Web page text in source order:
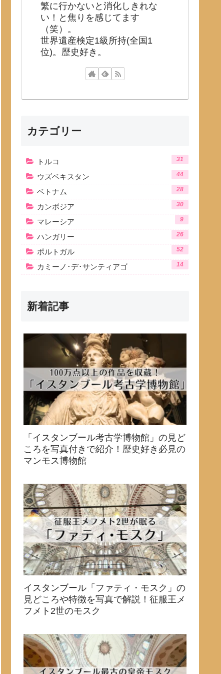
繁に行かないと消化しきれな
い！と焦りを感じてます
（笑）。
世界遺産検定1級所持(全国1
位)。歴史好き。
カテゴリー
トルコ 31
ウズベキスタン 44
ベトナム 28
カンボジア 30
マレーシア 9
ハンガリー 26
ポルトガル 52
カミーノ･デ･サンティアゴ 14
新着記事
「イスタンブール考古学博物館」の見ど
ころを写真付きで紹介！歴史好き必見の
マンモス博物館
イスタンブール「ファティ・モスク」の
見どころや特徴を写真で解説！征服王メ
フメト2世のモスク